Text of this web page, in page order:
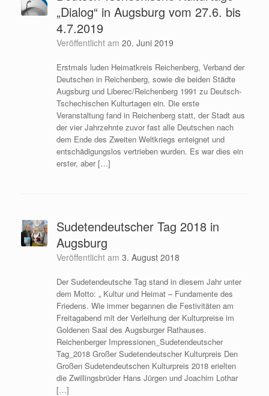
„Dialog“ in Augsburg vom 27.6. bis
4.7.2019
Veröffentlicht am 20. Juni 2019
Erstmals luden Heimatkreis Reichenberg, Verband der
Deutschen in Reichenberg, sowie die beiden Städte
Augsburg und Liberec/Reichenberg 1991 zu Deutsch-
Tschechischen Kulturtagen ein. Die erste
Veranstaltung fand in Reichenberg statt, der Stadt aus
der vier Jahrzehnte zuvor fast alle Deutschen nach
dem Ende des Zweiten Weltkriegs enteignet und
entschädigungslos vertrieben wurden. Es war dies ein
erster, aber […]
Sudetendeutscher Tag 2018 in
Augsburg
Veröffentlicht am 3. August 2018
Der Sudetendeutsche Tag stand in diesem Jahr unter
dem Motto: „ Kultur und Heimat – Fundamente des
Friedens. Wie immer begannen die Festivitäten am
Freitagabend mit der Verleihung der Kulturpreise im
Goldenen Saal des Augsburger Rathauses.
Reichenberger Impressionen_Sudetendeutscher
Tag_2018 Großer Sudetendeutscher Kulturpreis Den
Großen Sudetendeutschen Kulturpreis 2018 erielten
die Zwillingsbrüder Hans Jürgen und Joachim Lothar
[…]